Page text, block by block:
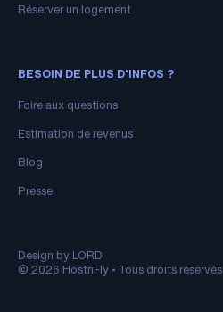
Réserver un logement
BESOIN DE PLUS D'INFOS ?
Foire aux questions
Estimation de revenus
Blog
Presse
Design by LORD
© 2026 HostnFly • Tous droits réservés